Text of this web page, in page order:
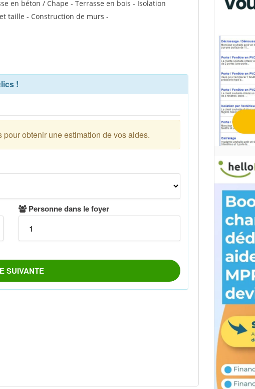
en béton / Chape - Terrasse en bois - Isolation
taille - Construction de murs -